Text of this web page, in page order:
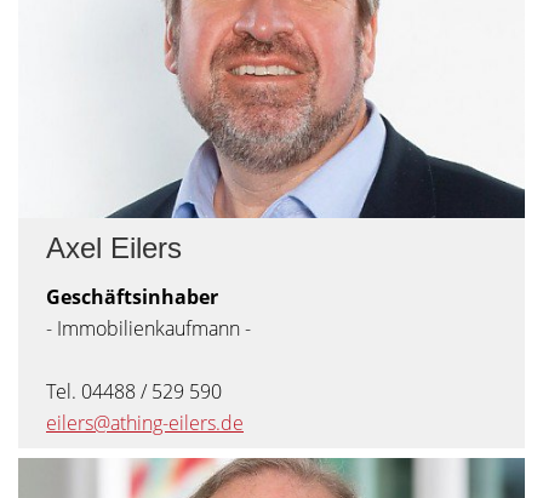
Axel Eilers
Geschäftsinhaber
- Immobilienkaufmann -
Tel. 04488 / 529 590
eilers@athing-eilers.de